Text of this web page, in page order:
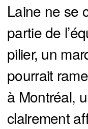
Laine ne se
partie de
pilier, un
pourrait
à Montréal,
clairement